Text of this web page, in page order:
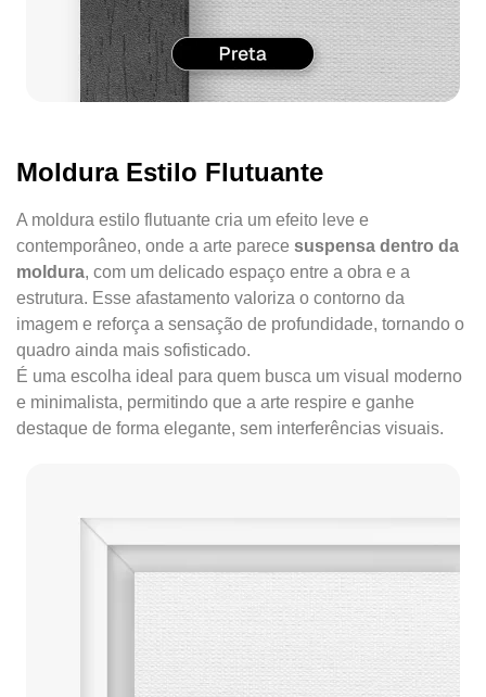
Moldura Estilo Flutuante
A moldura estilo flutuante cria um efeito leve e
contemporâneo, onde a arte parece suspensa dentro da
moldura, com um delicado espaço entre a obra e a
estrutura. Esse afastamento valoriza o contorno da
imagem e reforça a sensação de profundidade, tornando o
quadro ainda mais sofisticado.
É uma escolha ideal para quem busca um visual moderno
e minimalista, permitindo que a arte respire e ganhe
destaque de forma elegante, sem interferências visuais.